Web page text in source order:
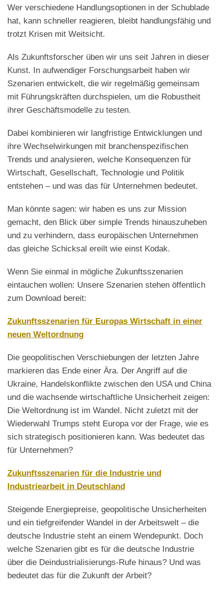
Wer verschiedene Handlungsoptionen in der Schublade
hat, kann schneller reagieren, bleibt handlungsfähig und
trotzt Krisen mit Weitsicht.
Als Zukunftsforscher üben wir uns seit Jahren in dieser
Kunst. In aufwendiger Forschungsarbeit haben wir
Szenarien entwickelt, die wir regelmäßig gemeinsam
mit Führungskräften durchspielen, um die Robustheit
ihrer Geschäftsmodelle zu testen.
Dabei kombinieren wir langfristige Entwicklungen und
ihre Wechselwirkungen mit branchenspezifischen
Trends und analysieren, welche Konsequenzen für
Wirtschaft, Gesellschaft, Technologie und Politik
entstehen – und was das für Unternehmen bedeutet.
Man könnte sagen: wir haben es uns zur Mission
gemacht, den Blick über simple Trends hinauszuheben
und zu verhindern, dass europäischen Unternehmen
das gleiche Schicksal ereilt wie einst Kodak.
Wenn Sie einmal in mögliche Zukunftsszenarien
eintauchen wollen: Unsere Szenarien stehen öffentlich
zum Download bereit:
Zukunftsszenarien für Europas Wirtschaft in einer
neuen Weltordnung
Die geopolitischen Verschiebungen der letzten Jahre
markieren das Ende einer Ära. Der Angriff auf die
Ukraine, Handelskonflikte zwischen den USA und China
und die wachsende wirtschaftliche Unsicherheit zeigen:
Die Weltordnung ist im Wandel. Nicht zuletzt mit der
Wiederwahl Trumps steht Europa vor der Frage, wie es
sich strategisch positionieren kann. Was bedeutet das
für Unternehmen?
Zukunftsszenarien für die Industrie und
Industriearbeit in Deutschland
Steigende Energiepreise, geopolitische Unsicherheiten
und ein tiefgreifender Wandel in der Arbeitswelt – die
deutsche Industrie steht an einem Wendepunkt. Doch
welche Szenarien gibt es für die deutsche Industrie
über die Deindustrialisierungs-Rufe hinaus? Und was
bedeutet das für die Zukunft der Arbeit?